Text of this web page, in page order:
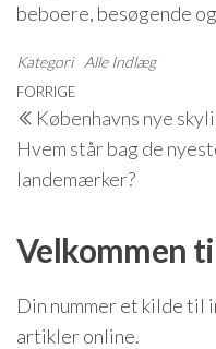
beboere, besøgende
Kategori Alle Indlæg
Forrige
indlæg
FORRIGE
Københavns nye
Hvem står bag de
landemærker?
Velkommen
Din nummer et kilde til
artikler online.